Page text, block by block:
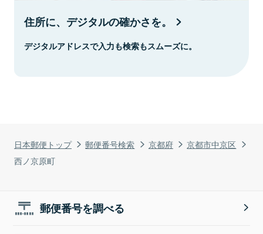
日本郵便トップ 郵便番号検索 京都府
京都市中京区
西ノ京原町
住所に、デジタルの確かさを。
デジタルアドレスで入力も検索もスムーズに。
郵便番号を調べる